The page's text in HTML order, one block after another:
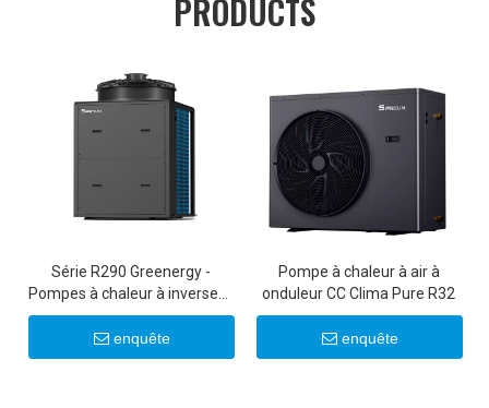
PRODUCTS
Série R290 Greenergy -
Pompes à chaleur à inverseur
commerciales 50 kW/100 kW
enquête
Pompe à chaleur à air à
onduleur CC Clima Pure R32
enquête